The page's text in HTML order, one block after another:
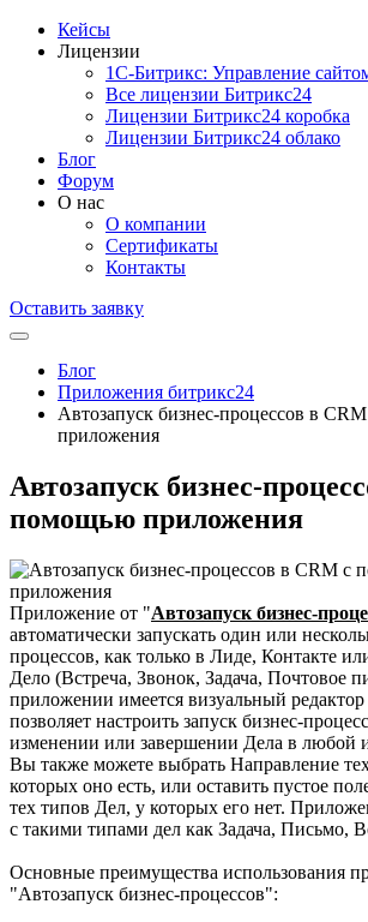
Кейсы
Лицензии
1С-Битрикc: Управление
Все лицензии Битрикс24
Лицензии Битрикс24 коробка
Лицензии Битрикс24 облако
Блог
Форум
О нас
О компании
Сертификаты
Контакты
Оставить заявку
Блог
Приложения битрикс24
Автозапуск бизнес-процессов в
приложения
Автозапуск бизнес-
помощью приложения
Приложение от "Автозапуск бизнес-
автоматически запускать один или
процессов, как только в Лиде, Контакте
Дело (Встреча, Звонок, Задача, Почтовое
приложении имеется визуальный
позволяет настроить запуск бизнес-
изменении или завершении Дела в любой
Вы также можете выбрать Направление
которых оно есть, или оставить пустое
тех типов Дел, у которых его нет.
с такими типами дел как Задача, Письмо,
Основные преимущества использования
"Автозапуск бизнес-процессов":